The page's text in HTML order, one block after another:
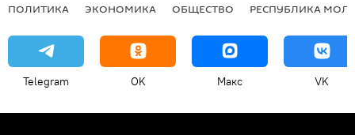
ПОЛИТИКА ЭКОНОМИКА ОБЩЕСТВО РЕСПУБЛИКА
Telegram OK Макс VK